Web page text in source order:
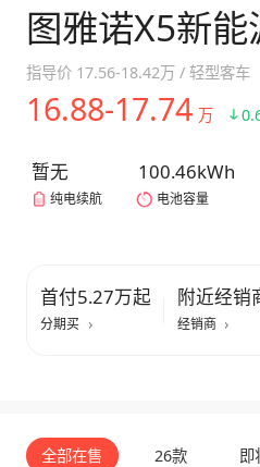
图雅诺X5新能
指导价 17.56-18.42万 / 轻型客车
16.88-17.74 万
暂无
纯电续航
100.46kWh
电池容量
首付5.27万起
分期买
附近经销
经销商
全部在售 26款 即